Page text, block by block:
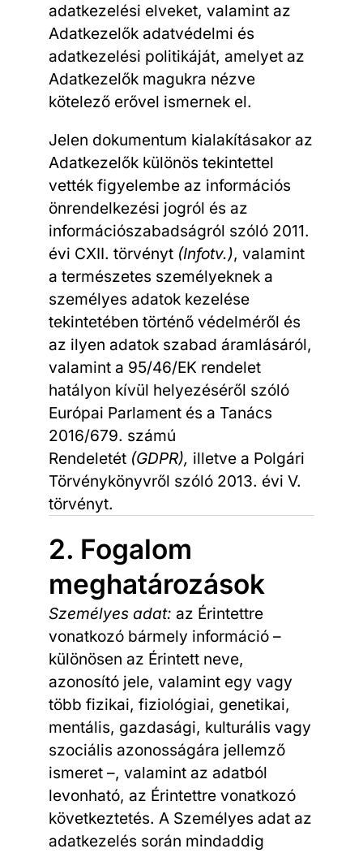
adatkezelési elveket, valamint az
Adatkezelők adatvédelmi és
adatkezelési politikáját, amelyet az
Adatkezelők magukra nézve
kötelező erővel ismernek el.
Jelen dokumentum kialakításakor az
Adatkezelők különös tekintettel
vették figyelembe az információs
önrendelkezési jogról és az
információszabadságról szóló 2011.
évi CXII. törvényt (Infotv.), valamint
a természetes személyeknek a
személyes adatok kezelése
tekintetében történő védelméről és
az ilyen adatok szabad áramlásáról,
valamint a 95/46/EK rendelet
hatályon kívül helyezéséről szóló
Európai Parlament és a Tanács
2016/679. számú
Rendeletét (GDPR), illetve a Polgári
Törvénykönyvről szóló 2013. évi V.
törvényt.
2. Fogalom
meghatározások
Személyes adat: az Érintettre
vonatkozó bármely információ –
különösen az Érintett neve,
azonosító jele, valamint egy vagy
több fizikai, fiziológiai, genetikai,
mentális, gazdasági, kulturális vagy
szociális azonosságára jellemző
ismeret –, valamint az adatból
levonható, az Érintettre vonatkozó
következtetés. A Személyes adat az
adatkezelés során mindaddig